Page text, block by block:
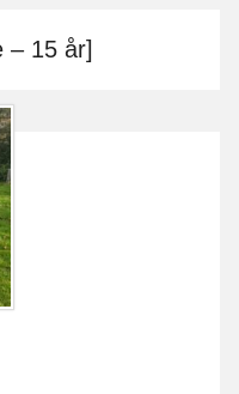
– 15 år]